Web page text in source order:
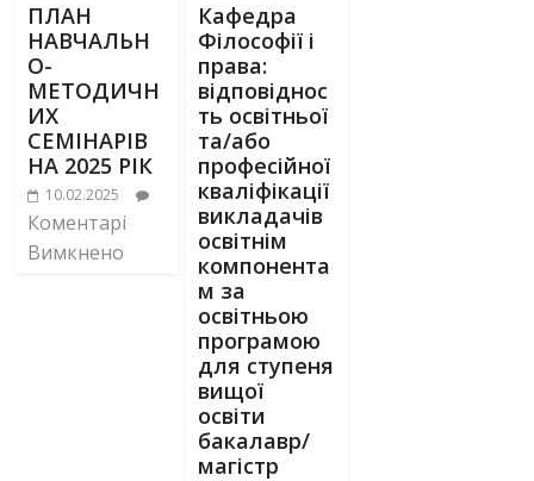
ПЛАН
НАВЧАЛЬН
О-
МЕТОДИЧН
ИХ
СЕМІНАРІВ
НА 2025 РІК
10.02.2025
Коментарі
Вимкнено
Кафедра
Філософії і
права:
відповіднос
ть освітньої
та/або
професійної
кваліфікації
викладачів
освітнім
компонента
м за
освітньою
програмою
для ступеня
вищої
освіти
бакалавр/
магістр